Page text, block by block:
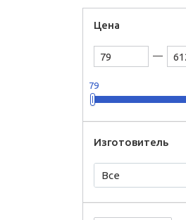
Цена
79
Изготовитель
Все